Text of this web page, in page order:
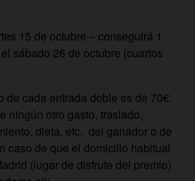
15 de octubre – conseguirá 1
sábado 26 de octubre (cuartos
de cada entrada doble es de 70€.
ningún otro gasto, traslado,
dieta, etc. del ganador o de
caso de que el domicilio habitual
(lugar de disfrute del premio)